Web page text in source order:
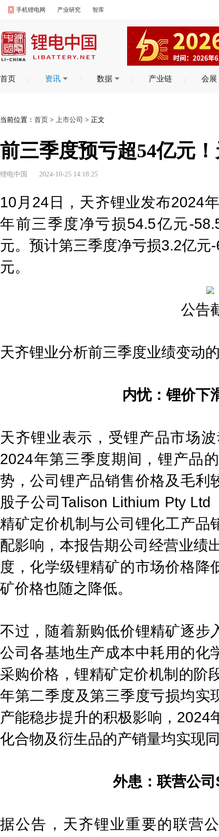
手机锂电网 产业研究 智库
首页 资讯 数据 产业链 会展
当前位置： 首页 > 上市公司 > 正文
前三季度预亏超54亿元
锂电中国 2024-10-25 14:18:25
10月24日，天齐锂业发布2024
年前三季度净亏损54.5亿元-
元。预计第三季度净亏损3.2亿
元。
公告
天齐锂业分析前三季度业绩变动
内忧：锂价下
天齐锂业表示，受锂产品市场
2024年第三季度期间，锂产品
势，公司锂产品销售价格及毛利
股子公司Talison Lithium Pty Ltd
精矿定价机制与公司锂化工产品
配影响，本报告期公司经营业绩
度，化学级锂精矿的市场价格降
矿价格也随之降低。
不过，随着新购低价锂精矿逐步
公司各基地生产成本中耗用的化
采购价格，锂精矿定价机制的阶
年第二季度及第三季度亏损均实
产能稳步提升的积极影响，2024
化合物及衍生品的产销量均实现
外患：联营公
据公告，天齐锂业重要的联营